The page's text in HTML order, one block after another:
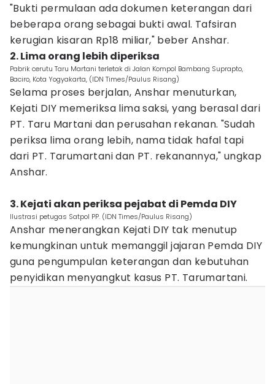
"Bukti permulaan ada dokumen keterangan dari
beberapa orang sebagai bukti awal. Tafsiran
kerugian kisaran Rp18 miliar," beber Anshar.
2. Lima orang lebih diperiksa
Pabrik cerutu Taru Martani terletak di Jalan Kompol Bambang Suprapto,
Baciro, Kota Yogyakarta, (IDN Times/Paulus Risang)
Selama proses berjalan, Anshar menuturkan,
Kejati DIY memeriksa lima saksi, yang berasal dari
PT. Taru Martani dan perusahan rekanan. "Sudah
periksa lima orang lebih, nama tidak hafal tapi
dari PT. Tarumartani dan PT. rekanannya," ungkap
Anshar.
3. Kejati akan periksa pejabat di Pemda DIY
Ilustrasi petugas Satpol PP. (IDN Times/Paulus Risang)
Anshar menerangkan Kejati DIY tak menutup
kemungkinan untuk memanggil jajaran Pemda DIY
guna pengumpulan keterangan dan kebutuhan
penyidikan menyangkut kasus PT. Tarumartani.